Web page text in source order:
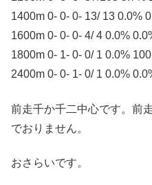
1400m 0- 0- 0- 13/ 13 0.0%
1600m 0- 0- 0- 4/ 4 0.0%
1800m 0- 1- 0- 0/ 1 0.0%
2400m 0- 0- 1- 0/ 1 0.0%
前走千か千二中心です。前
でおりません。
おさらいです。